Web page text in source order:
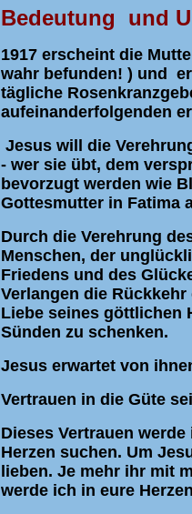
Bedeutung und
1917 erscheint die
wahr befunden! ) und
tägliche
aufeinanderfolgenden
Jesus will die
- wer sie übt, dem
bevorzugt werden wie
Gottesmutter in Fatima
Durch die Verehrung
Menschen, der
Friedens und des
Verlangen die
Liebe seines göttlichen
Sünden zu schenken.
Jesus erwartet von
Vertrauen in die Güte
Dieses Vertrauen
Herzen suchen. Um
lieben. Je mehr ihr mit
werde ich in eure